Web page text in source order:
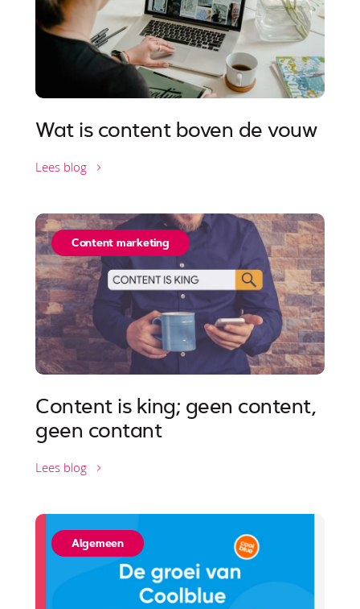
Wat is content boven de vouw
Lees blog
Content is king; geen content,
geen contant
Content marketing
Lees blog
Algemeen